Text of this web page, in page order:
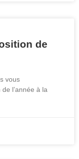
de
vous
l’année à la